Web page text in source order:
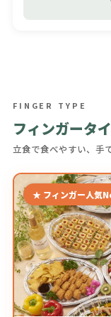
FINGER TYPE
フィンガータ
立食で食べやすい、手
★ フィンガー人気